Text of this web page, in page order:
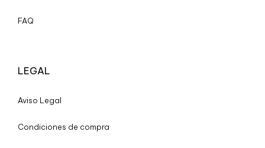
FAQ
LEGAL
Aviso Legal
Condiciones de compra